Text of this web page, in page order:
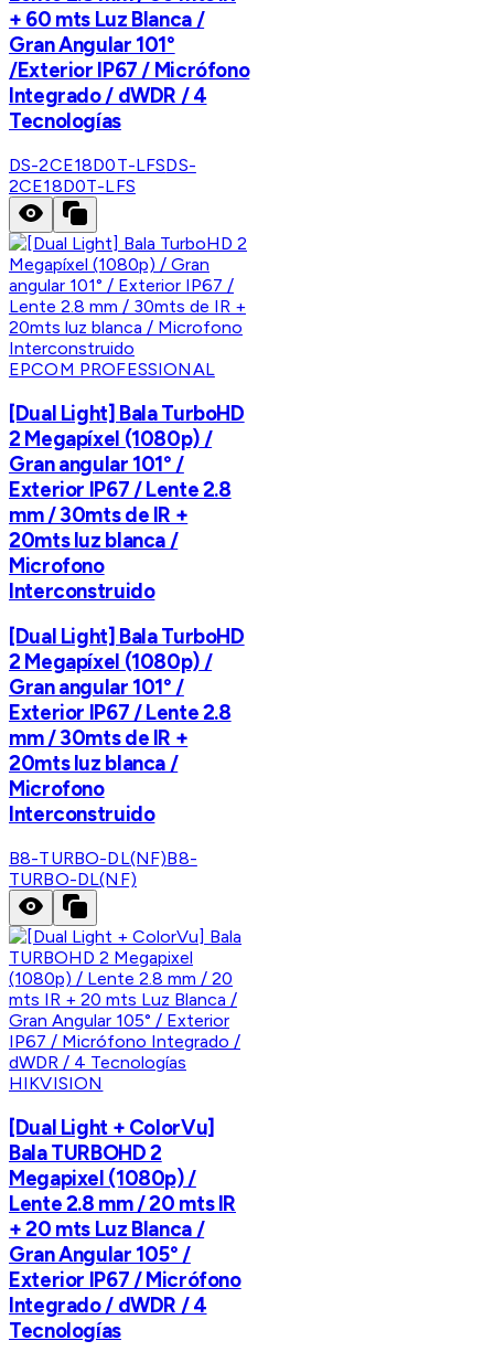
+ 60 mts Luz Blanca /
Gran Angular 101°
/Exterior IP67 / Micrófono
Integrado / dWDR / 4
Tecnologías
DS-2CE18D0T-LFSDS-
2CE18D0T-LFS
EPCOM PROFESSIONAL
[Dual Light] Bala TurboHD
2 Megapíxel (1080p) /
Gran angular 101° /
Exterior IP67 / Lente 2.8
mm / 30mts de IR +
20mts luz blanca /
Microfono
Interconstruido
[Dual Light] Bala TurboHD
2 Megapíxel (1080p) /
Gran angular 101° /
Exterior IP67 / Lente 2.8
mm / 30mts de IR +
20mts luz blanca /
Microfono
Interconstruido
B8-TURBO-DL(NF)B8-
TURBO-DL(NF)
HIKVISION
[Dual Light + ColorVu]
Bala TURBOHD 2
Megapixel (1080p) /
Lente 2.8 mm / 20 mts IR
+ 20 mts Luz Blanca /
Gran Angular 105° /
Exterior IP67 / Micrófono
Integrado / dWDR / 4
Tecnologías